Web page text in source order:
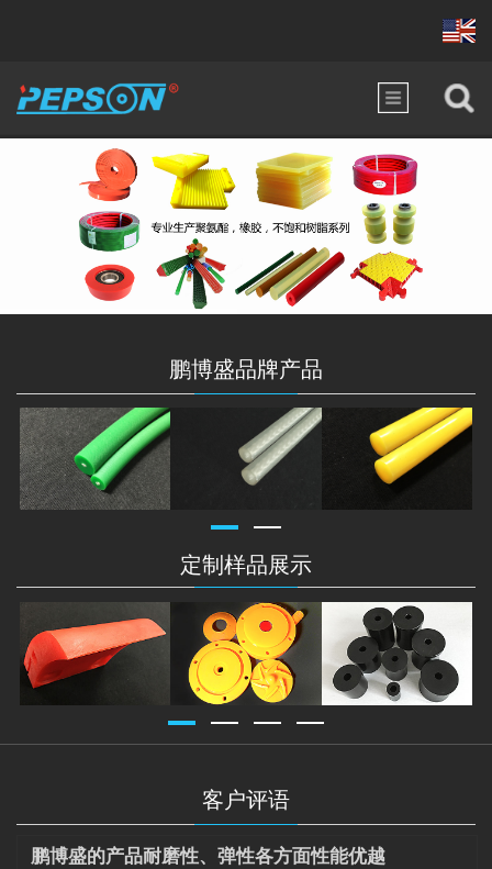
鹏博盛品牌产品
定制样品展示
客户评语
鹏博盛的产品耐磨性、弹性各方面性能优越